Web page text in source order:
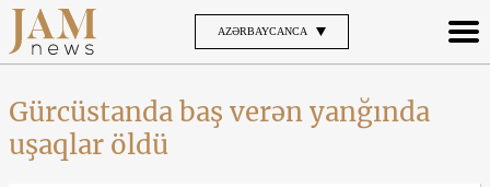
AZƏRBAYCANCA
Gürcüstanda baş verən yanğında
uşaqlar öldü